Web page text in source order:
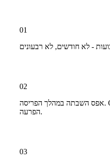
01
02
אפס השבתה במהלך הפריסה. Oracle ממשיך לפעול ללא
הפרעה.
03